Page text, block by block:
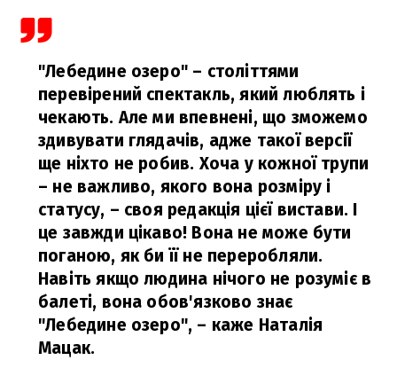
"Лебедине озеро" – століттями
перевірений спектакль, який люблять і
чекають. Але ми впевнені, що зможемо
здивувати глядачів, адже такої версії
ще ніхто не робив. Хоча у кожної трупи
– не важливо, якого вона розміру і
статусу, – своя редакція цієї вистави. І
це завжди цікаво! Вона не може бути
поганою, як би її не переробляли.
Навіть якщо людина нічого не розуміє в
балеті, вона обов'язково знає
"Лебедине озеро", – каже Наталія
Мацак.